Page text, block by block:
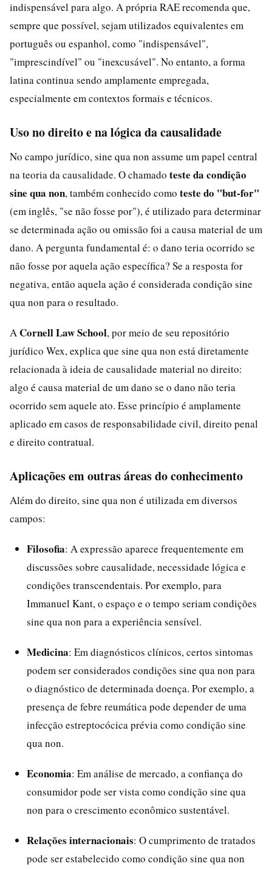
indispensável para algo. A própria RAE recomenda que,
sempre que possível, sejam utilizados equivalentes em
português ou espanhol, como "indispensável",
"imprescindível" ou "inexcusável". No entanto, a forma
latina continua sendo amplamente empregada,
especialmente em contextos formais e técnicos.
Uso no direito e na lógica da causalidade
No campo jurídico, sine qua non assume um papel central
na teoria da causalidade. O chamado teste da condição
sine qua non, também conhecido como teste do "but-for"
(em inglês, "se não fosse por"), é utilizado para determinar
se determinada ação ou omissão foi a causa material de um
dano. A pergunta fundamental é: o dano teria ocorrido se
não fosse por aquela ação específica? Se a resposta for
negativa, então aquela ação é considerada condição sine
qua non para o resultado.
A Cornell Law School, por meio de seu repositório
jurídico Wex, explica que sine qua non está diretamente
relacionada à ideia de causalidade material no direito:
algo é causa material de um dano se o dano não teria
ocorrido sem aquele ato. Esse princípio é amplamente
aplicado em casos de responsabilidade civil, direito penal
e direito contratual.
Aplicações em outras áreas do conhecimento
Além do direito, sine qua non é utilizada em diversos
campos:
Filosofia: A expressão aparece frequentemente em
discussões sobre causalidade, necessidade lógica e
condições transcendentais. Por exemplo, para
Immanuel Kant, o espaço e o tempo seriam condições
sine qua non para a experiência sensível.
Medicina: Em diagnósticos clínicos, certos sintomas
podem ser considerados condições sine qua non para
o diagnóstico de determinada doença. Por exemplo, a
presença de febre reumática pode depender de uma
infecção estreptocócica prévia como condição sine
qua non.
Economia: Em análise de mercado, a confiança do
consumidor pode ser vista como condição sine qua
non para o crescimento econômico sustentável.
Relações internacionais: O cumprimento de tratados
pode ser estabelecido como condição sine qua non